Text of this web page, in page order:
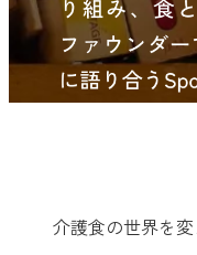
介護食の世界を